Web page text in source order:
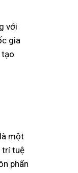
với
gia
một
trí tuệ
phấn